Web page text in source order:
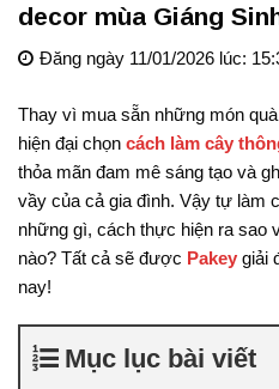
decor mùa Giáng
Đăng ngày 11/01/2026 lúc:
Thay vì mua sẵn những món
hiện đại chọn cách làm cây
thỏa mãn đam mê sáng tạo và
vầy của cả gia đình. Vậy tự làm
những gì, cách thực hiện ra sao
nào? Tất cả sẽ được Pakey giải
nay!
Mục lục bài viết